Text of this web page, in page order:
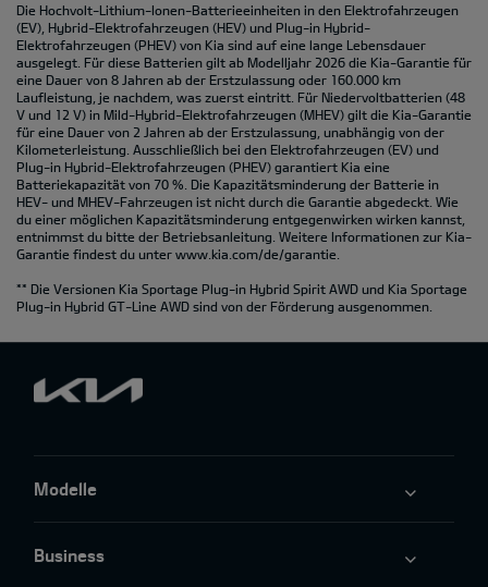
Die Hochvolt-Lithium-Ionen-Batterieeinheiten in den Elektrofahrzeugen
(EV), Hybrid-Elektrofahrzeugen (HEV) und Plug-in Hybrid-
Elektrofahrzeugen (PHEV) von Kia sind auf eine lange Lebensdauer
ausgelegt. Für diese Batterien gilt ab Modelljahr 2026 die Kia-Garantie für
eine Dauer von 8 Jahren ab der Erstzulassung oder 160.000 km
Laufleistung, je nachdem, was zuerst eintritt. Für Niedervoltbatterien (48
V und 12 V) in Mild-Hybrid-Elektrofahrzeugen (MHEV) gilt die Kia-Garantie
für eine Dauer von 2 Jahren ab der Erstzulassung, unabhängig von der
Kilometerleistung. Ausschließlich bei den Elektrofahrzeugen (EV) und
Plug-in Hybrid-Elektrofahrzeugen (PHEV) garantiert Kia eine
Batteriekapazität von 70 %. Die Kapazitätsminderung der Batterie in
HEV- und MHEV-Fahrzeugen ist nicht durch die Garantie abgedeckt. Wie
du einer möglichen Kapazitätsminderung entgegenwirken wirken kannst,
entnimmst du bitte der Betriebsanleitung. Weitere Informationen zur Kia-
Garantie findest du unter www.kia.com/de/garantie.
** Die Versionen Kia Sportage Plug-in Hybrid Spirit AWD und Kia Sportage
Plug-in Hybrid GT-Line AWD sind von der Förderung ausgenommen.
Modelle
Business